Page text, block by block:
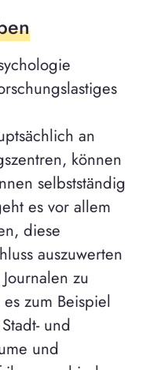
an
können
selbstständig
es vor allem
diese
auszuwerten
zu
zum Beispiel
und
und